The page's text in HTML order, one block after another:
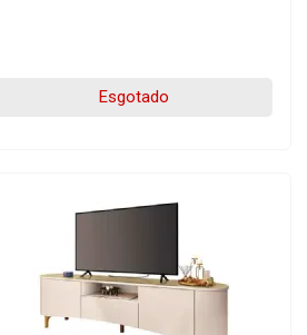
Esgotado